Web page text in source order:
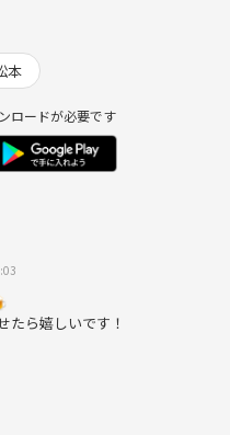
本
ロードが必要です
たら嬉しいです！